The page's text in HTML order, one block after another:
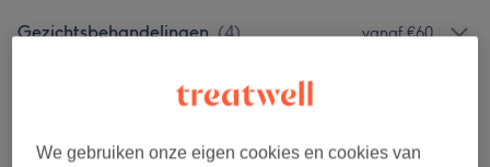
Gezichtsbehandelingen (4) vanaf €60
We gebruiken onze eigen cookies en cookies van